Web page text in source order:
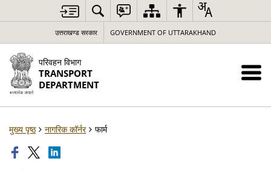
उत्तराखण्ड सरकार GOVERNMENT OF UTTARAKHAND
परिवहन विभाग
TRANSPORT
DEPARTMENT
मुख्य पृष्ठ नागरिक कॉर्नर फार्म